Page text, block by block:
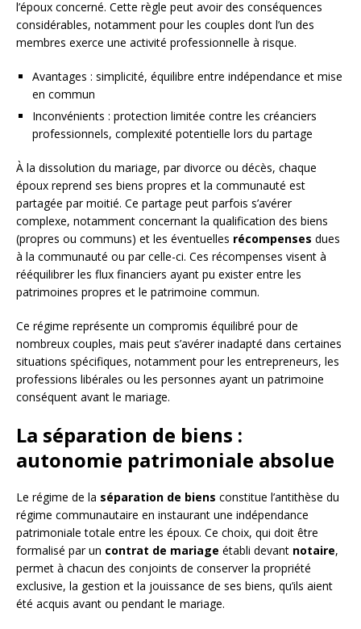
l’époux concerné. Cette règle peut avoir des conséquences
considérables, notamment pour les couples dont l’un des
membres exerce une activité professionnelle à risque.
Avantages : simplicité, équilibre entre indépendance et mise
en commun
Inconvénients : protection limitée contre les créanciers
professionnels, complexité potentielle lors du partage
À la dissolution du mariage, par divorce ou décès, chaque
époux reprend ses biens propres et la communauté est
partagée par moitié. Ce partage peut parfois s’avérer
complexe, notamment concernant la qualification des biens
(propres ou communs) et les éventuelles récompenses dues
à la communauté ou par celle-ci. Ces récompenses visent à
rééquilibrer les flux financiers ayant pu exister entre les
patrimoines propres et le patrimoine commun.
Ce régime représente un compromis équilibré pour de
nombreux couples, mais peut s’avérer inadapté dans certaines
situations spécifiques, notamment pour les entrepreneurs, les
professions libérales ou les personnes ayant un patrimoine
conséquent avant le mariage.
La séparation de biens :
autonomie patrimoniale absolue
Le régime de la séparation de biens constitue l’antithèse du
régime communautaire en instaurant une indépendance
patrimoniale totale entre les époux. Ce choix, qui doit être
formalisé par un contrat de mariage établi devant notaire,
permet à chacun des conjoints de conserver la propriété
exclusive, la gestion et la jouissance de ses biens, qu’ils aient
été acquis avant ou pendant le mariage.